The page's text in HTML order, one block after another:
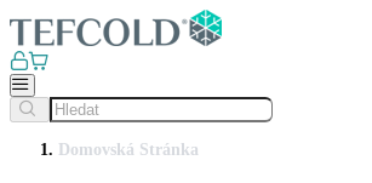
Domovská Stránka